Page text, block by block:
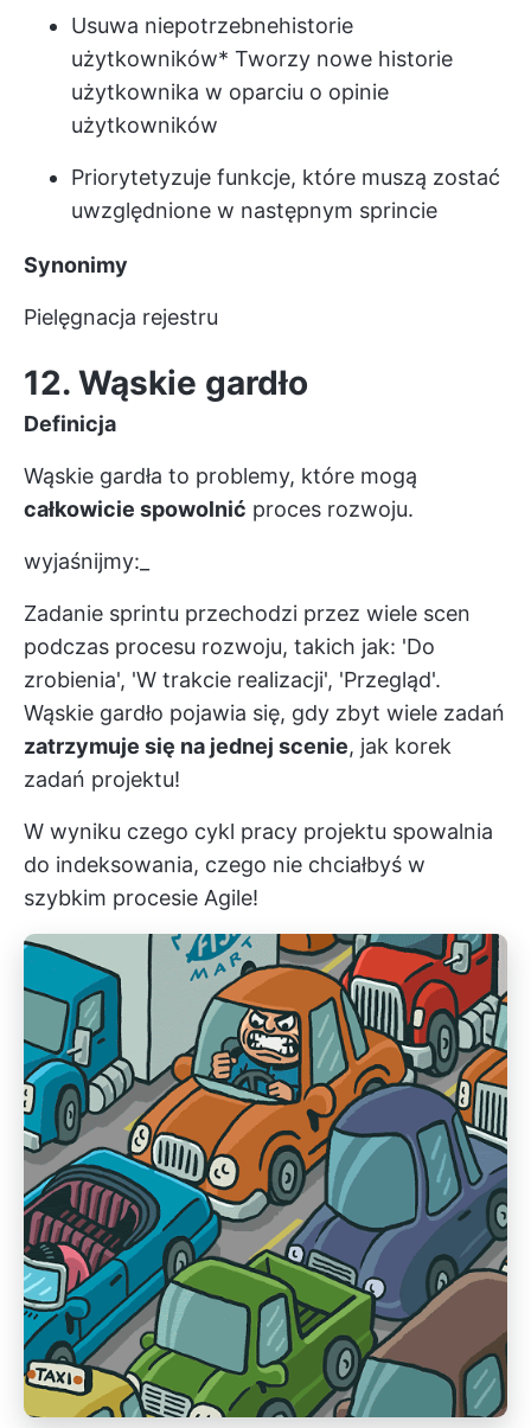
Usuwa niepotrzebnehistorie
użytkowników* Tworzy nowe historie
użytkownika w oparciu o opinie
użytkowników
Priorytetyzuje funkcje, które muszą zostać
uwzględnione w następnym sprincie
Synonimy
Pielęgnacja rejestru
12. Wąskie gardło
Definicja
Wąskie gardła to problemy, które mogą
całkowicie spowolnić proces rozwoju.
wyjaśnijmy:_
Zadanie sprintu przechodzi przez wiele scen
podczas procesu rozwoju, takich jak: 'Do
zrobienia', 'W trakcie realizacji', 'Przegląd'.
Wąskie gardło pojawia się, gdy zbyt wiele zadań
zatrzymuje się na jednej scenie, jak korek
zadań projektu!
W wyniku czego cykl pracy projektu spowalnia
do indeksowania, czego nie chciałbyś w
szybkim procesie Agile!